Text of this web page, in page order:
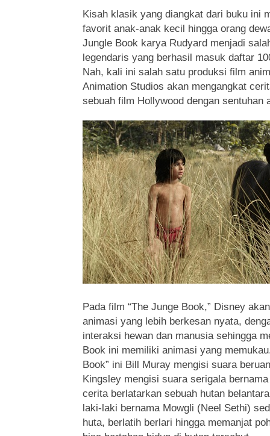
Kisah klasik yang diangkat dari buku ini
favorit anak-anak kecil hingga orang
Jungle Book karya Rudyard menjadi
legendaris yang berhasil masuk daftar
Nah, kali ini salah satu produksi film
Animation Studios akan mengangkat
sebuah film Hollywood dengan sentuhan
Pada film “The Junge Book,” Disney
animasi yang lebih berkesan nyata,
interaksi hewan dan manusia sehingga
Book ini memiliki animasi yang
Book” ini Bill Muray mengisi suara
Kingsley mengisi suara serigala
cerita berlatarkan sebuah hutan
laki-laki bernama Mowgli (Neel Sethi)
huta, berlatih berlari hingga memanjat